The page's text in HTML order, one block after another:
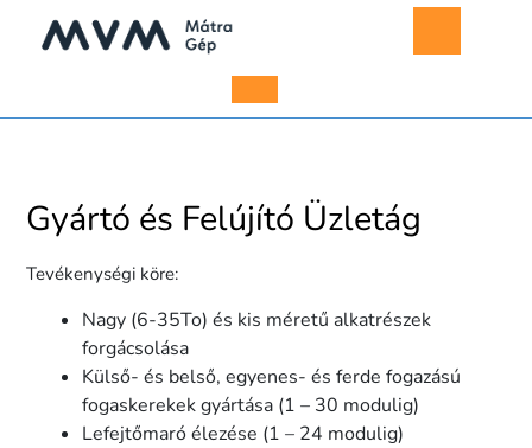
Gyártó és Felújító Üzletág
Tevékenységi köre:
Nagy (6-35To) és kis méretű alkatrészek
forgácsolása
Külső- és belső, egyenes- és ferde fogazású
fogaskerekek gyártása (1 – 30 modulig)
Lefejtőmaró élezése (1 – 24 modulig)